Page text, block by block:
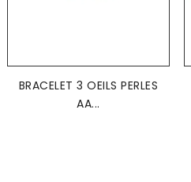
BRACELET 3 OEILS PERLES
AA...